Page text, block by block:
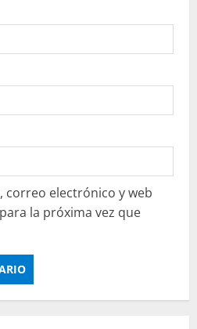
correo electrónico y web
la próxima vez que